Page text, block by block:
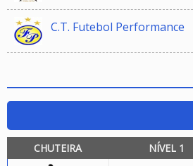
C.T. Futebol Performance
CHUTEIRA NÍVEL 1